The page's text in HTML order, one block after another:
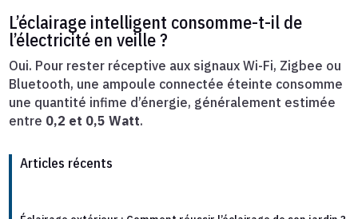
L’éclairage intelligent consomme-t-il de
l’électricité en veille ?
Oui. Pour rester réceptive aux signaux Wi-Fi, Zigbee ou
Bluetooth, une ampoule connectée éteinte consomme
une quantité infime d’énergie, généralement estimée
entre 0,2 et 0,5 Watt.
Articles récents